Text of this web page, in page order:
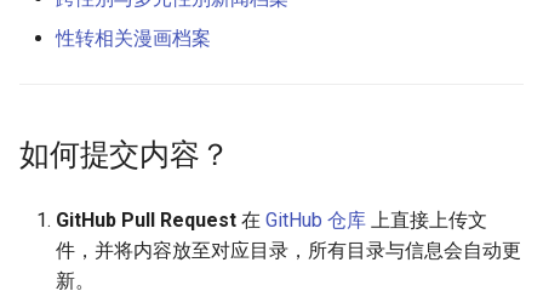
性转相关漫画档案
如何提交内容？
GitHub Pull Request 在 GitHub 仓库 上直接上传文
件，并将内容放至对应目录，所有目录与信息会自动更
新。